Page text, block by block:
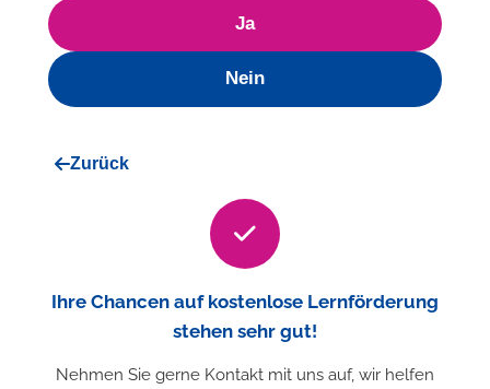
Ja
Nein
Zurück
Ihre Chancen auf kostenlose Lernförderung
stehen sehr gut!
Nehmen Sie gerne Kontakt mit uns auf, wir helfen